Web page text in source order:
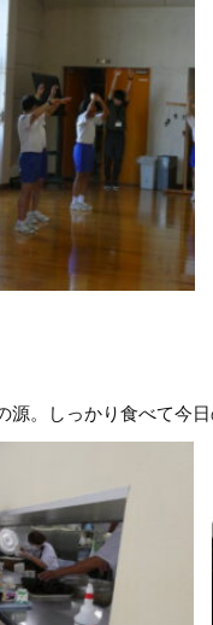
。しっかり食べて今日